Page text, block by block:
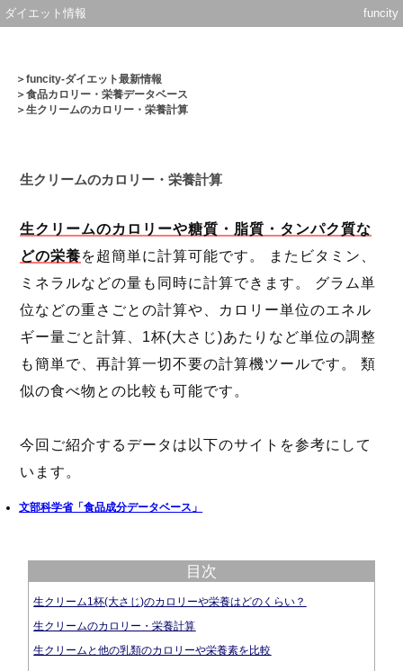
ダイエット情報 funcity
＞funcity-ダイエット最新情報
＞食品カロリー・栄養データベース
＞生クリームのカロリー・栄養計算
生クリームのカロリー・栄養計算
生クリームのカロリーや糖質・脂質・タンパク質な
どの栄養を超簡単に計算可能です。 またビタミン、
ミネラルなどの量も同時に計算できます。 グラム単
位などの重さごとの計算や、カロリー単位のエネル
ギー量ごと計算、1杯(大さじ)あたりなど単位の調整
も簡単で、再計算一切不要の計算機ツールです。 類
似の食べ物との比較も可能です。
今回ご紹介するデータは以下のサイトを参考にして
います。
文部科学省「食品成分データベース」
目次
生クリーム1杯(大さじ)のカロリーや栄養はどのくらい？
生クリームのカロリー・栄養計算
生クリームと他の乳類のカロリーや栄養素を比較